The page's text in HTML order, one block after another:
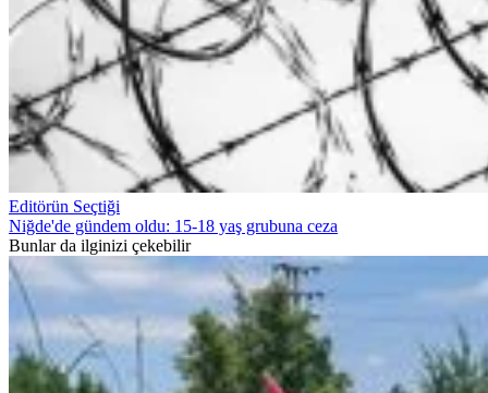
Editörün Seçtiği
Niğde'de gündem oldu: 15-18 yaş grubuna ceza
Bunlar da ilginizi çekebilir